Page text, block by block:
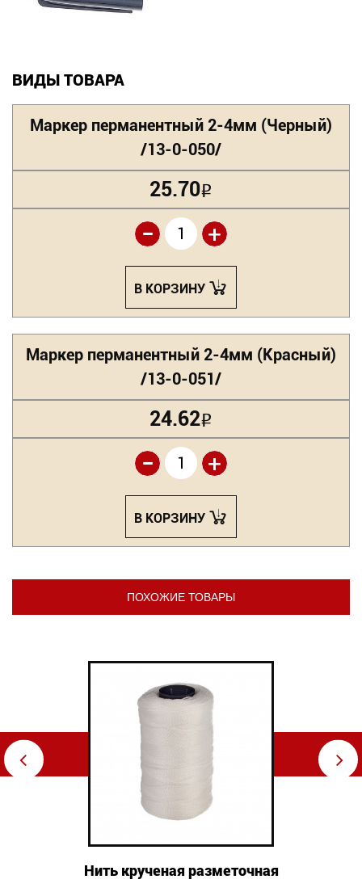
Оформление заказа
Оплата и доставка
01-
01
ВИДЫ ТОВАРА
Маркер перманентный 2-4мм (Черный)
/13-0-050/
25.70Р
+
-
В КОРЗИНУ
Маркер перманентный 2-4мм (Красный)
/13-0-051/
24.62Р
+
-
В КОРЗИНУ
ПОХОЖИЕ ТОВАРЫ
⇦
Нить крученая разметочная
⇨